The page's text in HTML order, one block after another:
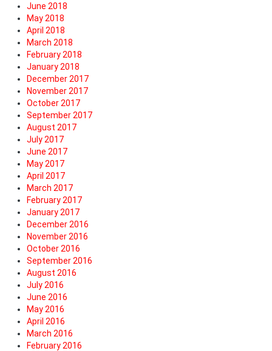
June 2018
May 2018
April 2018
March 2018
February 2018
January 2018
December 2017
November 2017
October 2017
September 2017
August 2017
July 2017
June 2017
May 2017
April 2017
March 2017
February 2017
January 2017
December 2016
November 2016
October 2016
September 2016
August 2016
July 2016
June 2016
May 2016
April 2016
March 2016
February 2016